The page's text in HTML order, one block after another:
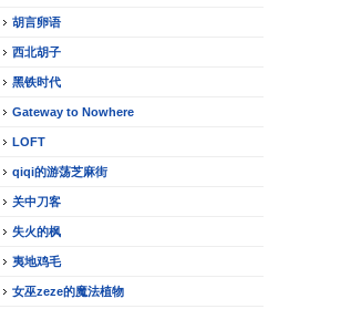
胡言卵语
西北胡子
黑铁时代
Gateway to Nowhere
LOFT
qiqi的游荡芝麻街
关中刀客
失火的枫
夷地鸡毛
女巫zeze的魔法植物